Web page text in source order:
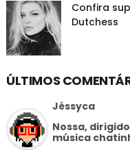
Confira
Dutchess
ÚLTIMOS
Jéssyca
Nossa,
música